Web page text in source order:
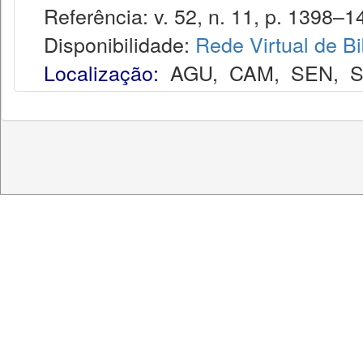
Referência: v. 52, n. 11, p.
Disponibilidade: Rede Virtual de
Localização: AGU, CAM, SEN,